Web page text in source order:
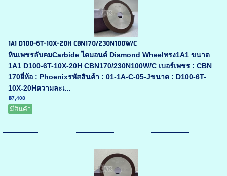
1A1 D100-6T-10X-20H CBN170/230N100W/C
หินเพชรลับคมCarbide ไดมอนด์ Diamond Wheelทรง1A1 ขนาด
1A1 D100-6T-10X-20H CBN170/230N100W/C เบอร์เพชร : CBN
170ยี่ห้อ : Phoenixรหัสสินค้า : 01-1A-C-05-Jขนาด : D100-6T-
10X-20Hความละเ...
฿7,408
มีสินค้า